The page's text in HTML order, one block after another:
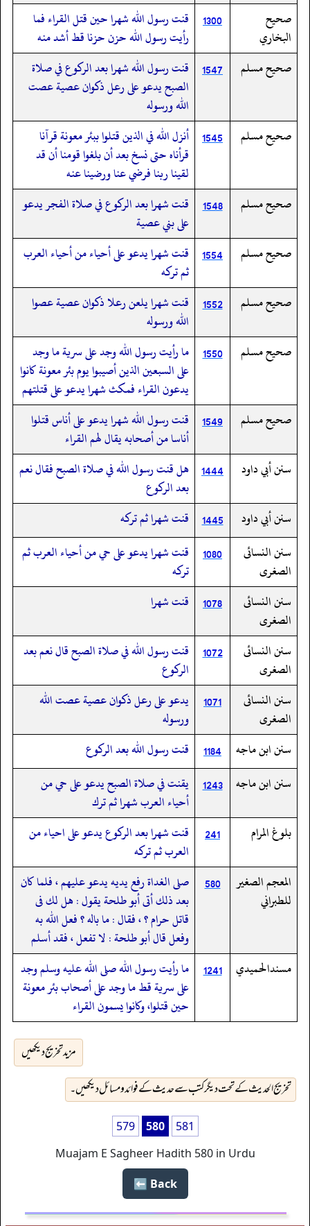
صحيح
البخاري
1300
قنت رسول الله شهرا حين قتل القراء فما
رأيت رسول الله حزن حزنا قط أشد منه
صحيح مسلم
1547
قنت رسول الله شهرا بعد الركوع في صلاة
الصبح يدعو على رعل ذكوان عصية عصت
الله ورسوله
صحيح مسلم
1545 أنزل الله في الذين قتلوا ببئر معونة قرآنا
قرأناه حتى نسخ بعد أن بلغوا قومنا أن قد
لقينا ربنا فرضي عنا ورضينا عنه
صحيح مسلم
1548
قنت شهرا بعد الركوع في صلاة الفجر يدعو
على بني عصية
صحيح مسلم
1554
قنت شهرا يدعو على أحياء من أحياء العرب
ثم تركه
صحيح مسلم
1552
قنت شهرا يلعن رعلا ذكوان عصية عصوا
الله ورسوله
صحيح مسلم
1550
ما رأيت رسول الله وجد على سرية ما وجد
على السبعين الذين أصيبوا يوم بئر معونة كانوا
يدعون القراء فمكث شهرا يدعو على قتلتهم
صحيح مسلم
1549
قنت رسول الله شهرا يدعو على أناس قتلوا
أناسا من أصحابه يقال لهم القراء
سنن أبي داود
1444 هل قنت رسول الله في صلاة الصبح فقال نعم
بعد الركوع
سنن أبي داود
1445
قنت شهرا ثم تركه
سنن النسائى
الصغرى
1080
قنت شهرا يدعو على حي من أحياء العرب ثم
تركه
سنن النسائى
الصغرى
1078 قنت شهرا
سنن النسائى
الصغرى
1072
قنت رسول الله في صلاة الصبح قال نعم بعد
الركوع
سنن النسائى
الصغرى
1071
يدعو على رعل ذكوان عصية عصت الله
ورسوله
سنن ابن ماجه
1184
قنت رسول الله بعد الركوع
سنن ابن ماجه
1243
يقنت في صلاة الصبح يدعو على حي من
أحياء العرب شهرا ثم ترك
بلوغ المرام
241
قنت شهرا بعد الركوع يدعو على احياء من
العرب ثم تركه
المعجم الصغير
للطبراني
580
صلى الغداة رفع يديه يدعو عليهم ، فلما كان
بعد ذلك أتى أبو طلحة يقول : هل لك فى
قاتل حرام ؟ ، فقال : ما باله ؟ فعل الله به
وفعل قال أبو طلحة : لا تفعل ، فقد أسلم
مسندالحميدي
1241
ما رأيت رسول الله صلى الله عليه وسلم وجد
على سرية قط ما وجد على أصحاب بئر معونة
حين قتلوا، وكانوا يسمون القراء
مزید تخریج دیکھیں
تخریج الحدیث کے تحت دیگر کتب سے حدیث کے فوائد و مسائل دیکھیں۔
579 580
581
Muajam E Sagheer Hadith 580 in Urdu
Back ⬅️